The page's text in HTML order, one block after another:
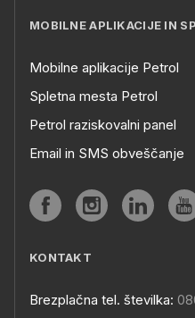
MOBILNE APLIKACIJE IN
Mobilne aplikacije Petrol
Spletna mesta Petrol
Petrol raziskovalni panel
Email in SMS obveščanje
KONTAKT
Brezplačna tel. številka: